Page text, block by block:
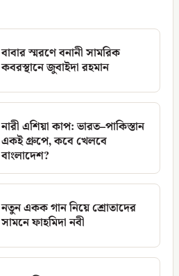
বাবার স্মরণে বনানী সামরিক
কবরস্থানে জুবাইদা রহমান
নারী এশিয়া কাপ: ভারত–পাকিস্তান
একই গ্রুপে, কবে খেলবে
বাংলাদেশ?
নতুন একক গান নিয়ে শ্রোতাদের
সামনে ফাহমিদা নবী